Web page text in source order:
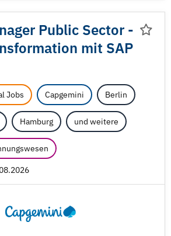
Public Sector -
mit SAP
Jobs Capgemini Berlin
Hamburg und weitere